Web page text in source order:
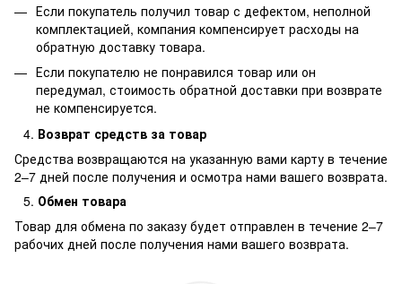
Если покупатель получил товар с дефектом, неполной
комплектацией, компания компенсирует расходы на
обратную доставку товара.
Если покупателю не понравился товар или он
передумал, стоимость обратной доставки при возврате
не компенсируется.
Возврат средств за товар
Средства возвращаются на указанную вами карту в течение
2–7 дней после получения и осмотра нами вашего возврата.
Обмен товара
Товар для обмена по заказу будет отправлен в течение 2–7
рабочих дней после получения нами вашего возврата.